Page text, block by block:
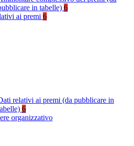
in tabelle) 6
ai premi 6
relativi ai premi (da pubblicare in
6
organizzativo